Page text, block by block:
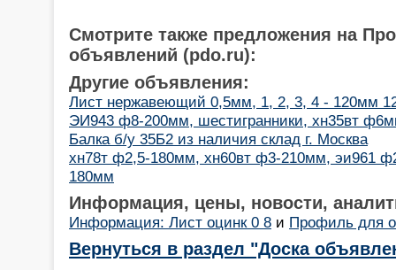
Смотрите также предложения на
объявлений (pdo.ru):
Другие объявления:
Лист нержавеющий 0,5мм, 1, 2, 3, 4 - 120мм
ЭИ943 ф8-200мм, шестигранники, хн35вт
Балка б/у 35Б2 из наличия склад г. Москва
хн78т ф2,5-180мм, хн60вт ф3-210мм, эи961
180мм
Информация, цены, новости,
Информация: Лист оцинк 0 8 и Профиль для
Вернуться в раздел "Доска